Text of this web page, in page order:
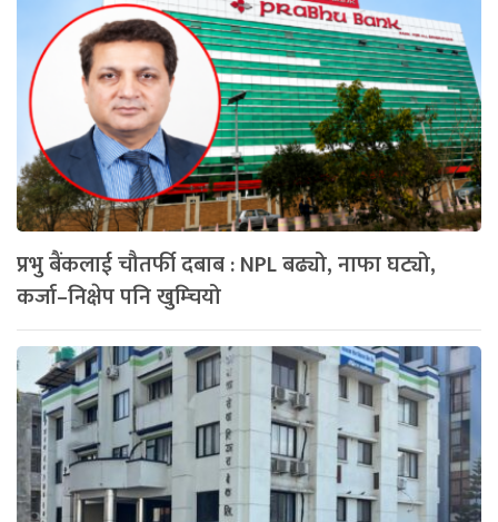
प्रभु बैंकलाई चौतर्फी दबाब : NPL बढ्यो, नाफा घट्यो,
कर्जा–निक्षेप पनि खुम्चियो